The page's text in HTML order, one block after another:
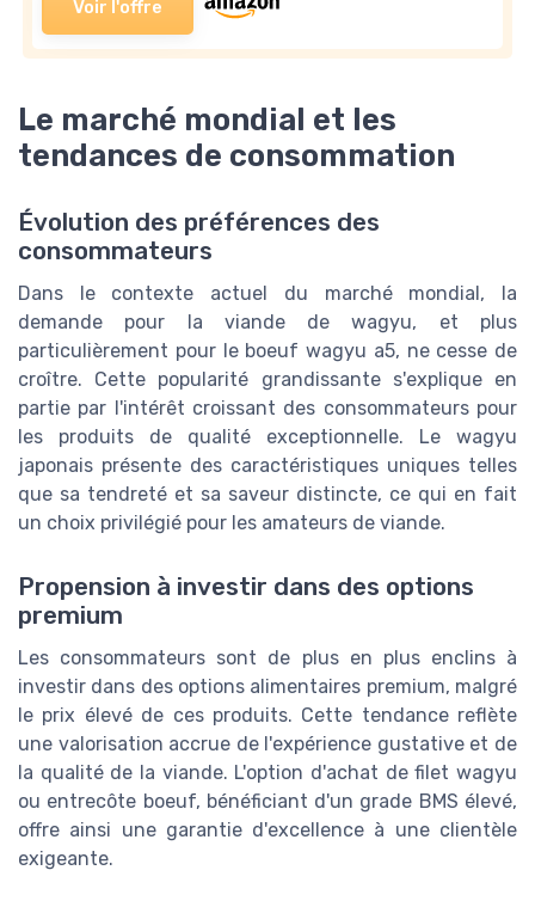
Voir l'offre
Le marché mondial et les
tendances de consommation
Évolution des préférences des
consommateurs
Dans le contexte actuel du marché mondial, la
demande pour la viande de wagyu, et plus
particulièrement pour le boeuf wagyu a5, ne cesse de
croître. Cette popularité grandissante s'explique en
partie par l'intérêt croissant des consommateurs pour
les produits de qualité exceptionnelle. Le wagyu
japonais présente des caractéristiques uniques telles
que sa tendreté et sa saveur distincte, ce qui en fait
un choix privilégié pour les amateurs de viande.
Propension à investir dans des options
premium
Les consommateurs sont de plus en plus enclins à
investir dans des options alimentaires premium, malgré
le prix élevé de ces produits. Cette tendance reflète
une valorisation accrue de l'expérience gustative et de
la qualité de la viande. L'option d'achat de filet wagyu
ou entrecôte boeuf, bénéficiant d'un grade BMS élevé,
offre ainsi une garantie d'excellence à une clientèle
exigeante.